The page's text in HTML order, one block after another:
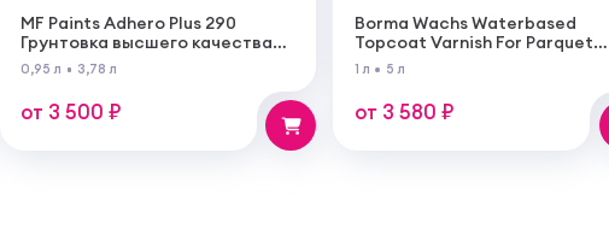
MF Paints Adhero Plus 290
Грунтовка высшего качества
из 100% акрилового латекса
для внутренних и наружных
работ
0,95 л 3,78 л
от 3 500 ₽
Borma Wachs Waterbased
Topcoat Varnish For Parquet
Грунт для паркета на водной
основе для внутренних работ
1 л 5 л
от 3 580 ₽